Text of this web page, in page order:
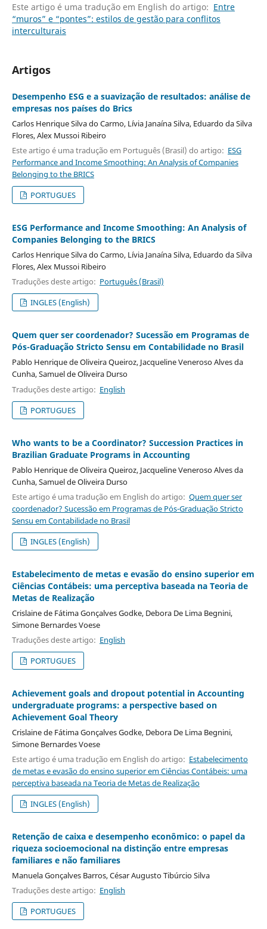
Este artigo é uma tradução em English do artigo: Entre
“muros” e “pontes”: estilos de gestão para conflitos
interculturais
Artigos
Desempenho ESG e a suavização de resultados: análise de
empresas nos países do Brics
Carlos Henrique Silva do Carmo, Lívia Janaína Silva, Eduardo da Silva
Flores, Alex Mussoi Ribeiro
Este artigo é uma tradução em Português (Brasil) do artigo: ESG
Performance and Income Smoothing: An Analysis of Companies
Belonging to the BRICS
PORTUGUES
ESG Performance and Income Smoothing: An Analysis of
Companies Belonging to the BRICS
Carlos Henrique Silva do Carmo, Lívia Janaína Silva, Eduardo da Silva
Flores, Alex Mussoi Ribeiro
Traduções deste artigo: Português (Brasil)
INGLES (English)
Quem quer ser coordenador? Sucessão em Programas de
Pós-Graduação Stricto Sensu em Contabilidade no Brasil
Pablo Henrique de Oliveira Queiroz, Jacqueline Veneroso Alves da
Cunha, Samuel de Oliveira Durso
Traduções deste artigo: English
PORTUGUES
Who wants to be a Coordinator? Succession Practices in
Brazilian Graduate Programs in Accounting
Pablo Henrique de Oliveira Queiroz, Jacqueline Veneroso Alves da
Cunha, Samuel de Oliveira Durso
Este artigo é uma tradução em English do artigo: Quem quer ser
coordenador? Sucessão em Programas de Pós-Graduação Stricto
Sensu em Contabilidade no Brasil
INGLES (English)
Estabelecimento de metas e evasão do ensino superior em
Ciências Contábeis: uma perceptiva baseada na Teoria de
Metas de Realização
Crislaine de Fátima Gonçalves Godke, Debora De Lima Begnini,
Simone Bernardes Voese
Traduções deste artigo: English
PORTUGUES
Achievement goals and dropout potential in Accounting
undergraduate programs: a perspective based on
Achievement Goal Theory
Crislaine de Fátima Gonçalves Godke, Debora De Lima Begnini,
Simone Bernardes Voese
Este artigo é uma tradução em English do artigo: Estabelecimento
de metas e evasão do ensino superior em Ciências Contábeis: uma
perceptiva baseada na Teoria de Metas de Realização
INGLES (English)
Retenção de caixa e desempenho econômico: o papel da
riqueza socioemocional na distinção entre empresas
familiares e não familiares
Manuela Gonçalves Barros, César Augusto Tibúrcio Silva
Traduções deste artigo: English
PORTUGUES